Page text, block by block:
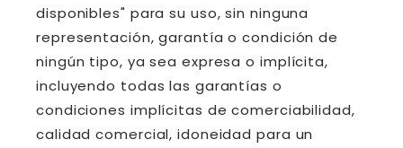
disponibles" para su uso, sin ninguna
representación, garantía o condición de
ningún tipo, ya sea expresa o implícita,
incluyendo todas las garantías o
condiciones implícitas de comerciabilidad,
calidad comercial, idoneidad para un